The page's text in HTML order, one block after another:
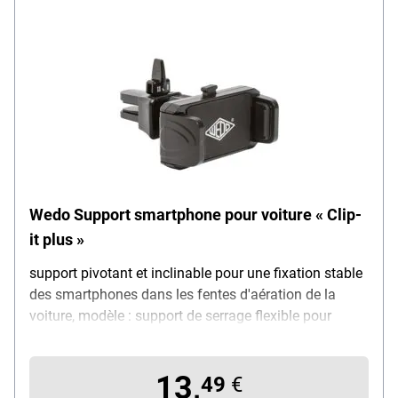
Wedo Support smartphone pour voiture « Clip-
it plus »
support pivotant et inclinable pour une fixation stable
des smartphones dans les fentes d'aération de la
voiture, modèle : support de serrage flexible pour
mécanisme à cliquet, avec bouton Quick-Out pour un
retrait rapide, rotule à 360° pour un angle de vision et
13,49 €